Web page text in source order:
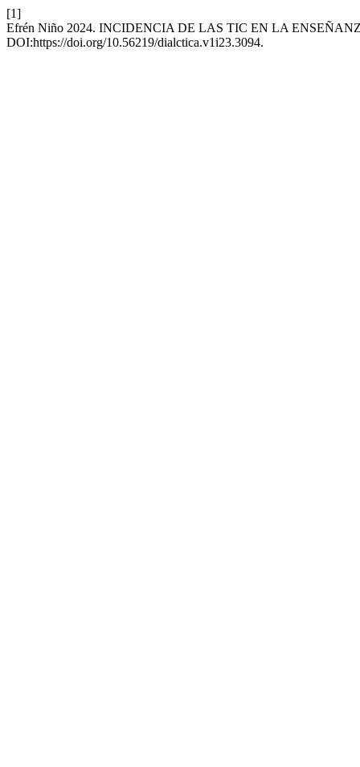
[1]
Efrén Niño 2024. INCIDENCIA DE LAS TIC EN LA
DOI:https://doi.org/10.56219/dialctica.v1i23.3094.